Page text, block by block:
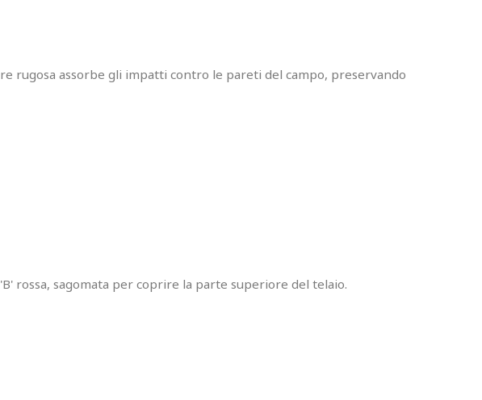
rugosa assorbe gli impatti contro le pareti del campo, preservando
rossa, sagomata per coprire la parte superiore del telaio.